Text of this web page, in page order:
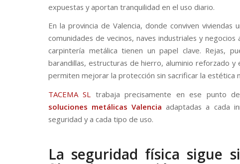
expuestas y aportan tranquilidad en el uso diario.
En la provincia de Valencia, donde conviven viviendas
comunidades de vecinos, naves industriales y
carpintería metálica tienen un papel clave. Rejas,
barandillas, estructuras de hierro, aluminio reforzado y
permiten mejorar la protección sin sacrificar la estética
TACEMA SL trabaja precisamente en ese punto
soluciones metálicas Valencia adaptadas a cada
seguridad y a cada tipo de uso.
La seguridad física sigue